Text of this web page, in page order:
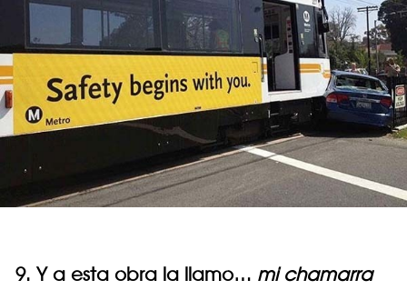
9. Y a esta obra la llamo… mi chamarra